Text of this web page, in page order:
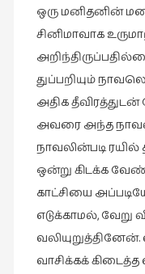
நாடகம்
நாவல்கள்
நாவல்கள்
நினைவுகுறிப்பு
நுண்கலை
நுண்கலை
ஒரு மனிதனின்
சினிமாவாக
துப்பறியும்
அதிக
அவரை அந்த நாவல்
நாவலின்படி
ஒன்று கிடக்க
காட்சியை
எடுக்காமல், வேறு
வாசிக்கக்